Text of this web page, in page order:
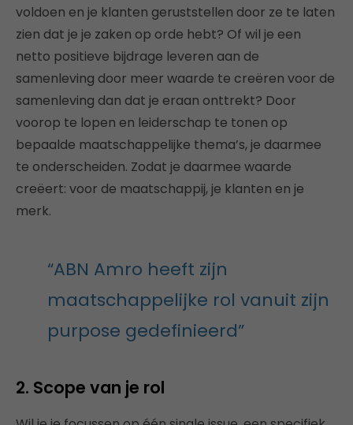
voldoen en je klanten geruststellen door ze te laten
zien dat je je zaken op orde hebt? Of wil je een
netto positieve bijdrage leveren aan de
samenleving door meer waarde te creëren voor de
samenleving dan dat je eraan onttrekt? Door
voorop te lopen en leiderschap te tonen op
bepaalde maatschappelijke thema’s, je daarmee
te onderscheiden. Zodat je daarmee waarde
creëert: voor de maatschappij, je klanten en je
merk.
“ABN Amro heeft zijn
maatschappelijke rol vanuit zijn
purpose gedefinieerd”
2. Scope van je rol